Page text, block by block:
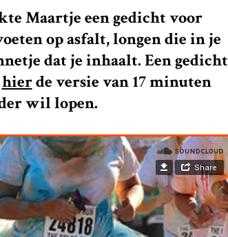
Maartje een gedicht voor
op asfalt, longen die in je
dat je inhaalt. Een gedicht
hierde versie van 17 minuten
wil lopen.